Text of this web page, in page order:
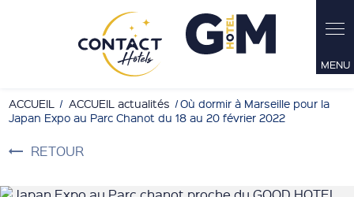
ACCUEIL ACCUEIL actualités
Où dormir à Marseille pour la
Japan Expo au Parc Chanot du 18 au 20 février 2022
RETOUR
Panneau de gestion des cookies